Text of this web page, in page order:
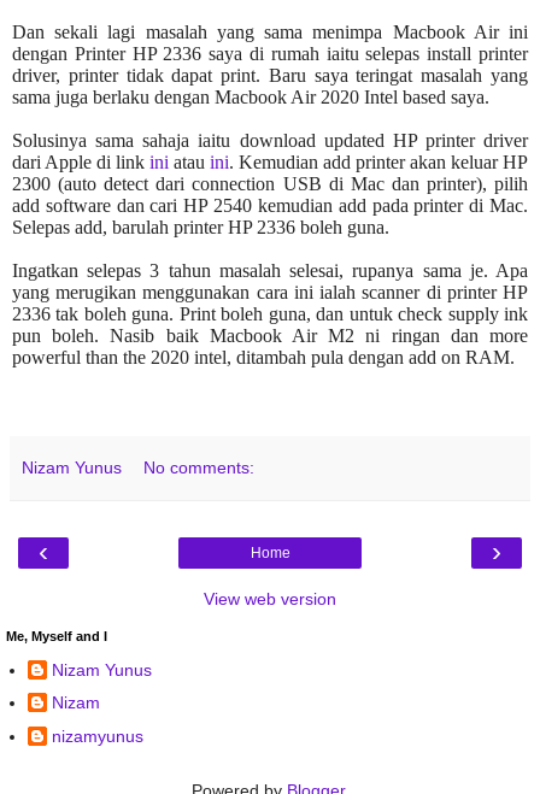
Dan sekali lagi masalah yang sama menimpa Macbook Air ini
dengan Printer HP 2336 saya di rumah iaitu selepas install printer
driver, printer tidak dapat print. Baru saya teringat masalah yang
sama juga berlaku dengan Macbook Air 2020 Intel based saya.
Solusinya sama sahaja iaitu download updated HP printer driver
dari Apple di link ini atau ini. Kemudian add printer akan keluar HP
2300 (auto detect dari connection USB di Mac dan printer), pilih
add software dan cari HP 2540 kemudian add pada printer di Mac.
Selepas add, barulah printer HP 2336 boleh guna.
Ingatkan selepas 3 tahun masalah selesai, rupanya sama je. Apa
yang merugikan menggunakan cara ini ialah scanner di printer HP
2336 tak boleh guna. Print boleh guna, dan untuk check supply ink
pun boleh. Nasib baik Macbook Air M2 ni ringan dan more
powerful than the 2020 intel, ditambah pula dengan add on RAM.
Nizam Yunus No comments:
‹ ›
Home
View web version
Me, Myself and I
Nizam Yunus
Nizam
nizamyunus